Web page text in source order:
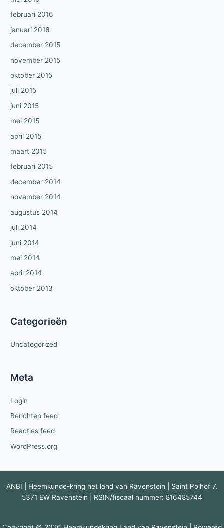
februari 2016
januari 2016
december 2015
november 2015
oktober 2015
juli 2015
juni 2015
mei 2015
april 2015
maart 2015
februari 2015
december 2014
november 2014
augustus 2014
juli 2014
juni 2014
mei 2014
april 2014
oktober 2013
Categorieën
Uncategorized
Meta
Login
Berichten feed
Reacties feed
WordPress.org
ANBI | Heemkunde-kring het land van Ravenstein | Saint Polhof 7,
5371 EW Ravenstein | RSIN/fiscaal nummer: 816485744